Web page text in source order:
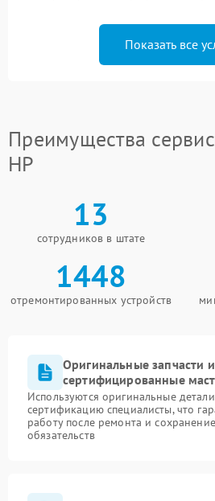
Показать все
Преимущества
HP
13
сотрудников в штате
1448
отремонтированных устройств
Оригинальные запчасти и
сертифицированные
Используются оригинальные
сертификацию специалисты, что
работу после ремонта и
обязательств